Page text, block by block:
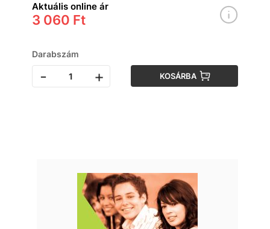
Aktuális online ár
3 060 Ft
Darabszám
- + KOSÁRBA